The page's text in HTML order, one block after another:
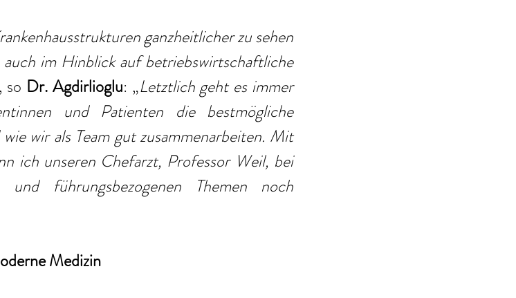
ganzheitlicher zu sehen
im Hinblick auf betriebswirtschaftliche
so Dr. Agdirlioglu: „Letztlich geht es immer
und Patienten die bestmögliche
wir als Team gut zusammenarbeiten. Mit
ich unseren Chefarzt, Professor Weil, bei
und führungsbezogenen Themen noch
Medizin